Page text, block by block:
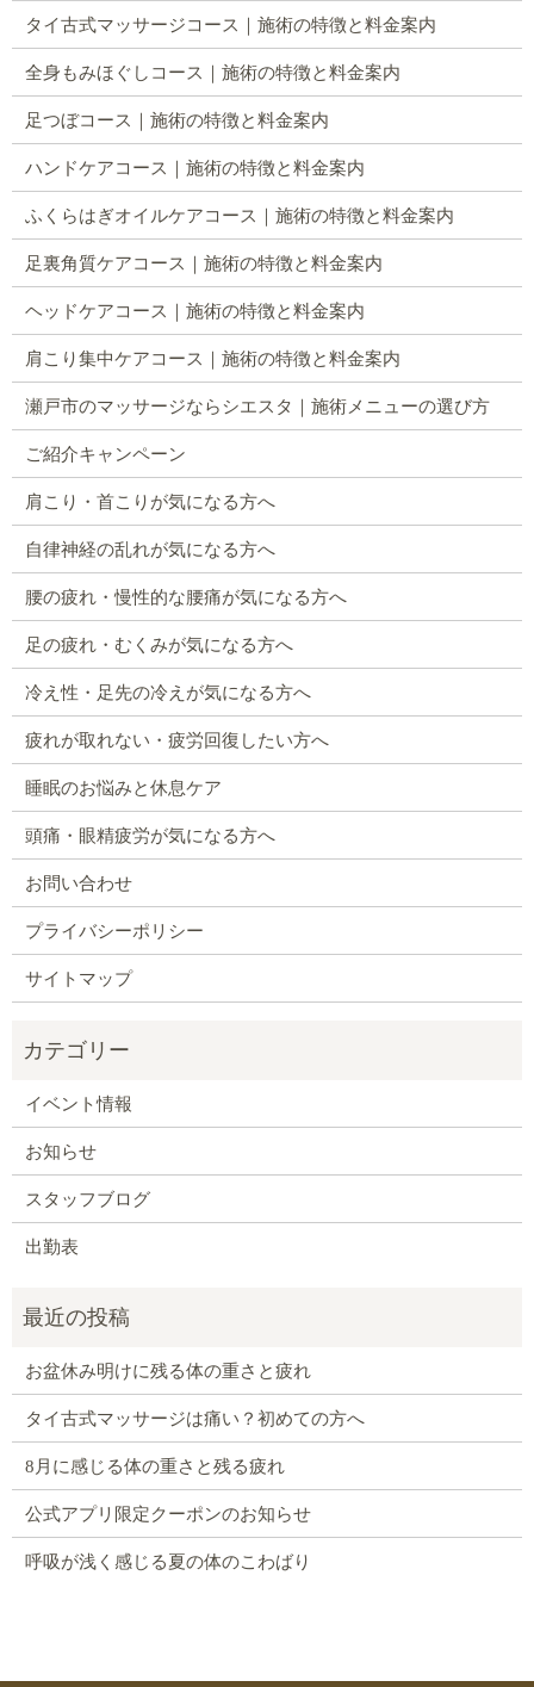
タイ古式マッサージコース｜施術の特徴と料金案内
全身もみほぐしコース｜施術の特徴と料金案内
足つぼコース｜施術の特徴と料金案内
ハンドケアコース｜施術の特徴と料金案内
ふくらはぎオイルケアコース｜施術の特徴と料金案内
足裏角質ケアコース｜施術の特徴と料金案内
ヘッドケアコース｜施術の特徴と料金案内
肩こり集中ケアコース｜施術の特徴と料金案内
瀬戸市のマッサージならシエスタ｜施術メニューの選び方
ご紹介キャンペーン
肩こり・首こりが気になる方へ
自律神経の乱れが気になる方へ
腰の疲れ・慢性的な腰痛が気になる方へ
足の疲れ・むくみが気になる方へ
冷え性・足先の冷えが気になる方へ
疲れが取れない・疲労回復したい方へ
睡眠のお悩みと休息ケア
頭痛・眼精疲労が気になる方へ
お問い合わせ
プライバシーポリシー
サイトマップ
イベント情報
お知らせ
スタッフブログ
出勤表
お盆休み明けに残る体の重さと疲れ
タイ古式マッサージは痛い？初めての方へ
8月に感じる体の重さと残る疲れ
公式アプリ限定クーポンのお知らせ
呼吸が浅く感じる夏の体のこわばり